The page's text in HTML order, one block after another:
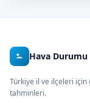
Hava Durumu
Türkiye il ve ilçeleri
tahminleri.